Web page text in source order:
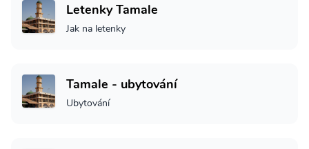
Letenky Tamale
Jak na letenky
Tamale - ubytování
Ubytování